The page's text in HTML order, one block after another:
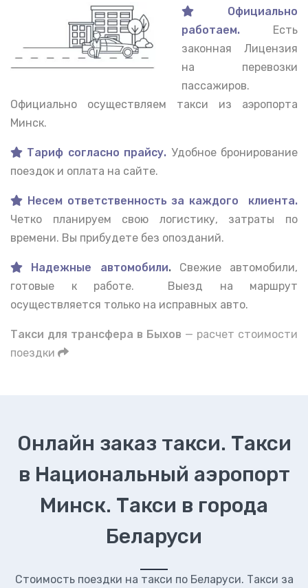
Официально
работаем.
Есть
законная Лицензия
на перевозки
пассажиров.
Официально осуществляем такси из аэропорта
Минск.
Тариф согласно прайсу. Удобное бронирование
поездок и оплата на сайте.
Несем ответственность за каждого клиента.
Четко планируем свою логистику, затраты по
времени. Вы прибудете без опозданий.
Надежные автомобили. Свежие автомобили,
готовые к работе. Выезд на маршрут
осуществляется только на исправных авто.
Такси для трансфера в Быхов — расчет стоимости
поездки
Онлайн заказ такси. Такси
в Национальный аэропорт
Минск. Такси в города
Беларуси
Стоимость поездки на такси по Беларуси. Такси за